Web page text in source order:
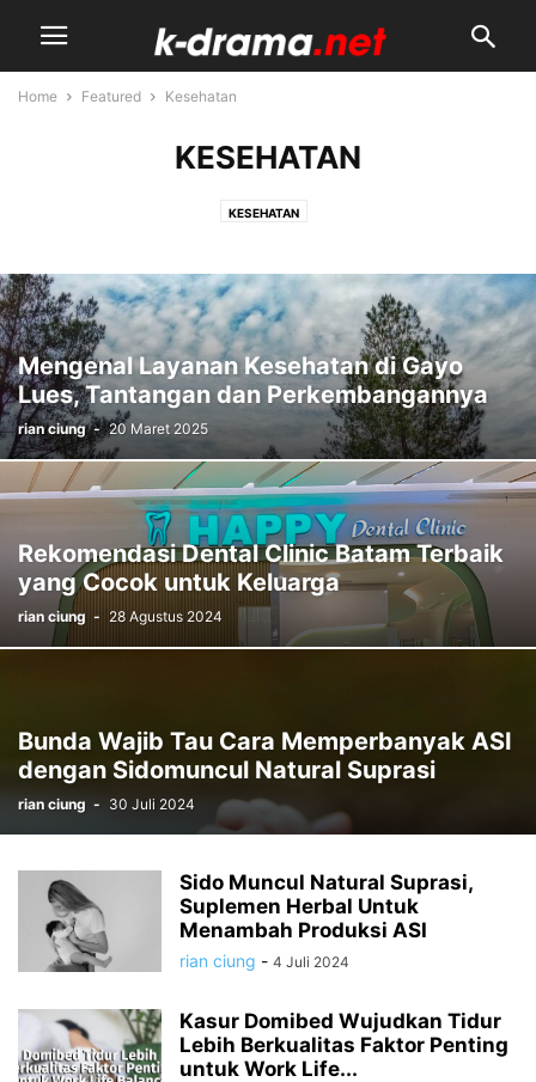
Home Featured Kesehatan
KESEHATAN
KESEHATAN
Mengenal Layanan Kesehatan di Gayo
Lues, Tantangan dan Perkembangannya
rian ciung - 20 Maret 2025
Rekomendasi Dental Clinic Batam Terbaik
yang Cocok untuk Keluarga
rian ciung - 28 Agustus 2024
Bunda Wajib Tau Cara Memperbanyak ASI
dengan Sidomuncul Natural Suprasi
rian ciung - 30 Juli 2024
Sido Muncul Natural Suprasi,
Suplemen Herbal Untuk
Menambah Produksi ASI
rian ciung - 4 Juli 2024
Kasur Domibed Wujudkan Tidur
Lebih Berkualitas Faktor Penting
untuk Work Life...